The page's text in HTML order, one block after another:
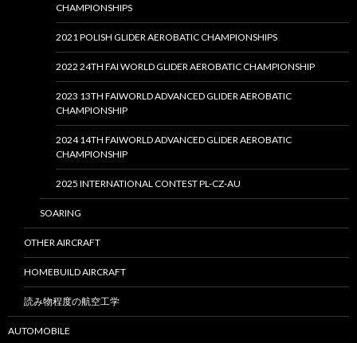
CHAMPIONSHIPS
2021 POLISH GLIDER AEROBATIC CHAMPIONSHIPS
2022 24TH FAI WORLD GLIDER AEROBATIC CHAMPIONSHIP
2023 13TH FAIWORLD ADVANCED GLIDER AEROBATIC
CHAMPIONSHIP
2024 14TH FAIWORLD ADVANCED GLIDER AEROBATIC
CHAMPIONSHIP
2025 INTERNATIONAL CONTEST PL-CZ-AU
SOARING
OTHER AIRCRAFT
HOMEBUILD AIRCRAFT
読み物程度の航空工学
AUTOMOBILE